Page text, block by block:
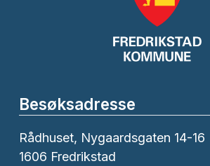
Besøksadresse
Rådhuset, Nygaardsgaten 14-16
1606 Fredrikstad